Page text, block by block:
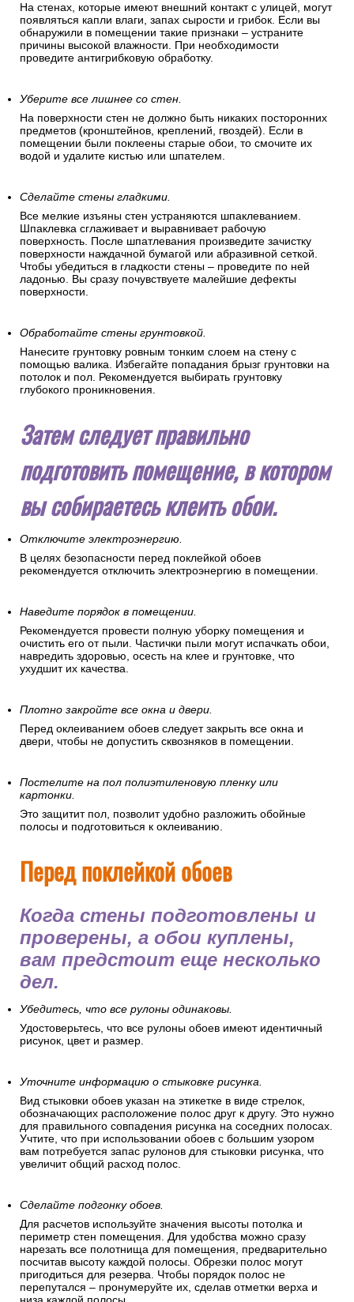
На стенах, которые имеют внешний контакт с улицей, могут
появляться капли влаги, запах сырости и грибок. Если вы
обнаружили в помещении такие признаки – устраните
причины высокой влажности. При необходимости
проведите антигрибковую обработку.
Уберите все лишнее со стен.
На поверхности стен не должно быть никаких посторонних
предметов (кронштейнов, креплений, гвоздей). Если в
помещении были поклеены старые обои, то смочите их
водой и удалите кистью или шпателем.
Сделайте стены гладкими.
Все мелкие изъяны стен устраняются шпаклеванием.
Шпаклевка сглаживает и выравнивает рабочую
поверхность. После шпатлевания произведите зачистку
поверхности наждачной бумагой или абразивной сеткой.
Чтобы убедиться в гладкости стены – проведите по ней
ладонью. Вы сразу почувствуете малейшие дефекты
поверхности.
Обработайте стены грунтовкой.
Нанесите грунтовку ровным тонким слоем на стену с
помощью валика. Избегайте попадания брызг грунтовки на
потолок и пол. Рекомендуется выбирать грунтовку
глубокого проникновения.
Затем следует правильно
подготовить помещение, в котором
вы собираетесь клеить обои.
Отключите электроэнергию.
В целях безопасности перед поклейкой обоев
рекомендуется отключить электроэнергию в помещении.
Наведите порядок в помещении.
Рекомендуется провести полную уборку помещения и
очистить его от пыли. Частички пыли могут испачкать обои,
навредить здоровью, осесть на клее и грунтовке, что
ухудшит их качества.
Плотно закройте все окна и двери.
Перед оклеиванием обоев следует закрыть все окна и
двери, чтобы не допустить сквозняков в помещении.
Постелите на пол полиэтиленовую пленку или
картонки.
Это защитит пол, позволит удобно разложить обойные
полосы и подготовиться к оклеиванию.
Перед поклейкой обоев
Когда стены подготовлены и
проверены, а обои куплены,
вам предстоит еще несколько
дел.
Убедитесь, что все рулоны одинаковы.
Удостоверьтесь, что все рулоны обоев имеют идентичный
рисунок, цвет и размер.
Уточните информацию о стыковке рисунка.
Вид стыковки обоев указан на этикетке в виде стрелок,
обозначающих расположение полос друг к другу. Это нужно
для правильного совпадения рисунка на соседних полосах.
Учтите, что при использовании обоев с большим узором
вам потребуется запас рулонов для стыковки рисунка, что
увеличит общий расход полос.
Сделайте подгонку обоев.
Для расчетов используйте значения высоты потолка и
периметр стен помещения. Для удобства можно сразу
нарезать все полотнища для помещения, предварительно
посчитав высоту каждой полосы. Обрезки полос могут
пригодиться для резерва. Чтобы порядок полос не
перепутался – пронумеруйте их, сделав отметки верха и